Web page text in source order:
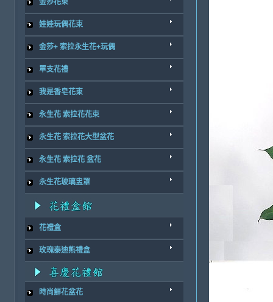
金莎花束
娃娃玩偶花束
金莎+ 索拉永生花+玩偶
單支花禮
我是香皂花束
永生花 索拉花花束
永生花 索拉花大型盆花
永生花 索拉花 盆花
永生花玻璃盅罩
花禮盒
玫瑰泰迪熊禮盒
時尚鮮花盆花